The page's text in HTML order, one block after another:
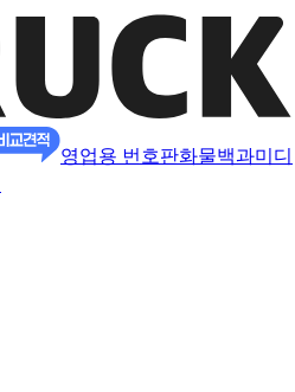
영업용 번호판화물백과미디